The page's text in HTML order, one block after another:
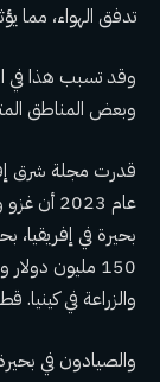
تدفق الهواء، مما
وقد تسبب هذا في
وبعض المناطق
قدرت مجلة شرق
عام
بحيرة في إفريقيا،
والزراعة في كينيا.
والصيادون في